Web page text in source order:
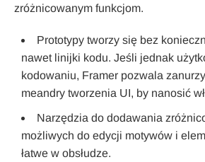
zróżnicowanym funkcjom.
Prototypy tworzy się bez
nawet linijki kodu. Jeśli jednak
kodowaniu, Framer pozwala
meandry tworzenia UI, by nanosić
Narzędzia do dodawania
możliwych do edycji motywów i
łatwe w obsłudze.